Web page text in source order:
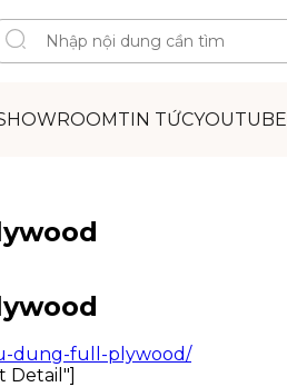
TIN TỨCYOUTUBE
dung-full-plywood/
Detail"]